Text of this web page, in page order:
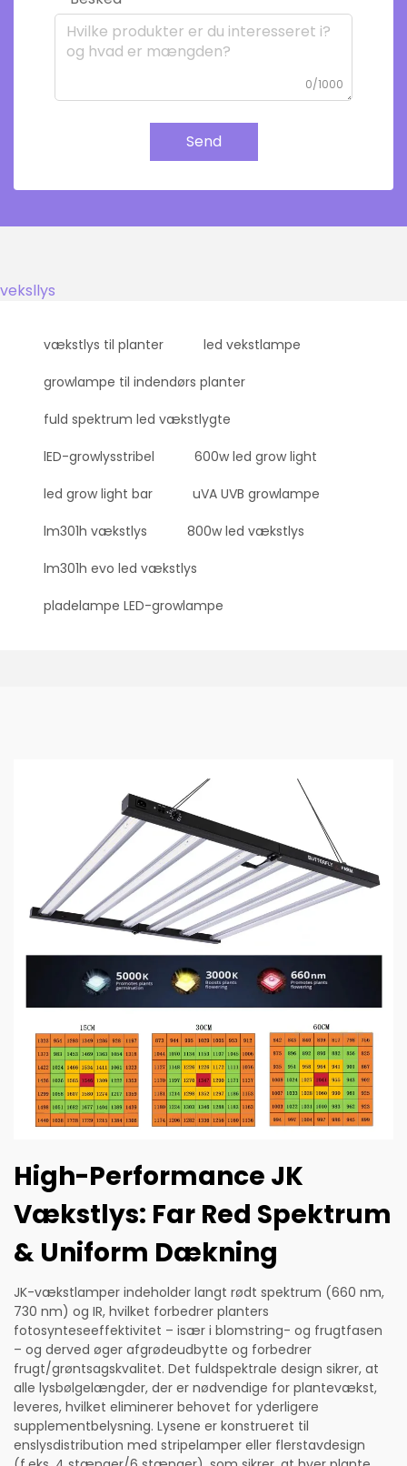
0/1000
Send
veksllys
vækstlys til planter led vekstlampe
growlampe til indendørs planter
fuld spektrum led vækstlygte
lED-growlysstribel 600w led grow light
led grow light bar uVA UVB growlampe
lm301h vækstlys 800w led vækstlys
lm301h evo led vækstlys
pladelampe LED-growlampe
High-Performance JK
Vækstlys: Far Red Spektrum
& Uniform Dækning
JK-vækstlamper indeholder langt rødt spektrum (660 nm,
730 nm) og IR, hvilket forbedrer planters
fotosynteseeffektivitet – især i blomstring- og frugtfasen
– og derved øger afgrødeudbytte og forbedrer
frugt/grøntsagskvalitet. Det fuldspektrale design sikrer, at
alle lysbølgelængder, der er nødvendige for plantevækst,
leveres, hvilket eliminerer behovet for yderligere
supplementbelysning. Lysene er konstrueret til
enslysdistribution med stripelamper eller flerstavdesign